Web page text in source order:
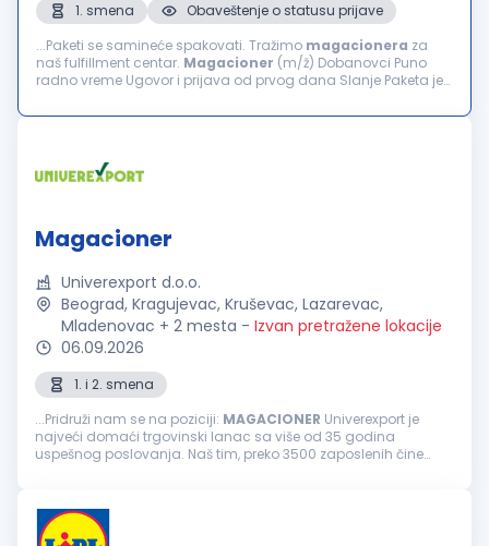
1. smena
Obaveštenje o statusu prijave
...Paketi se samineće spakovati. Tražimo magacionera za
naš fulfillment centar. Magacioner (m/ž) Dobanovci Puno
radno vreme Ugovor i prijava od prvog dana Slanje Paketa je
BiH...
Magacioner
Univerexport d.o.o.
Beograd, Kragujevac, Kruševac, Lazarevac,
Mladenovac + 2 mesta - Izvan pretražene lokacije
06.09.2026
1. i 2. smena
...Pridruži nam se na poziciji: MAGACIONER Univerexport je
najveći domaći trgovinski lanac sa više od 35 godina
uspešnog poslovanja. Naš tim, preko 3500 zaposlenih čine